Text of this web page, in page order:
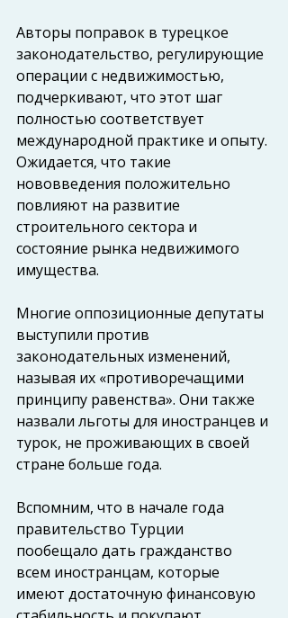
Авторы поправок в турецкое
законодательство, регулирующие
операции с недвижимостью,
подчеркивают, что этот шаг
полностью соответствует
международной практике и опыту.
Ожидается, что такие
нововведения положительно
повлияют на развитие
строительного сектора и
состояние рынка недвижимого
имущества.
Многие оппозиционные депутаты
выступили против
законодательных изменений,
называя их «противоречащими
принципу равенства». Они также
назвали льготы для иностранцев и
турок, не проживающих в своей
стране больше года.
Вспомним, что в начале года
правительство Турции
пообещало дать гражданство
всем иностранцам, которые
имеют достаточную финансовую